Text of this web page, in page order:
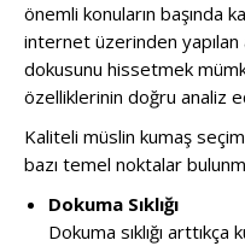
önemli konuların başında
internet üzerinden
dokusunu hissetmek
özelliklerinin doğru analiz
Kaliteli müslin kumaş
bazı temel noktalar
Dokuma Sıklığı
Dokuma sıklığı arttıkça